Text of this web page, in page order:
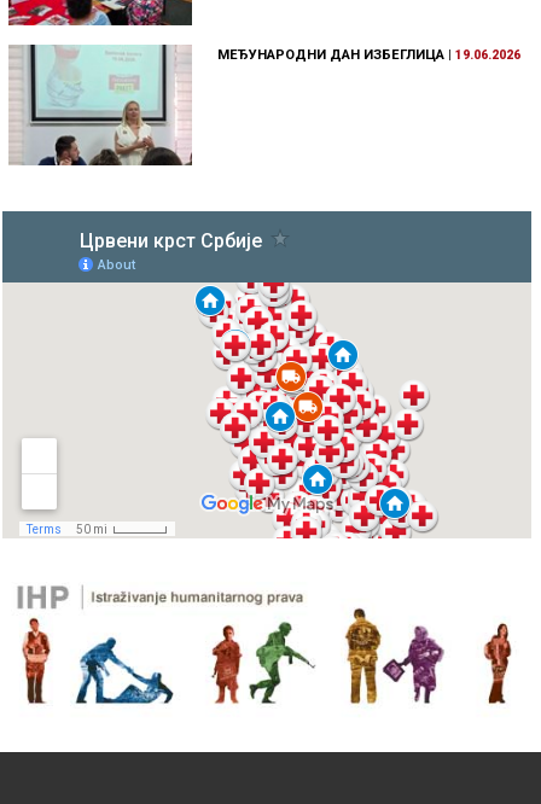
МЕЂУНАРОДНИ ДАН ИЗБЕГЛИЦА |19.06.2026